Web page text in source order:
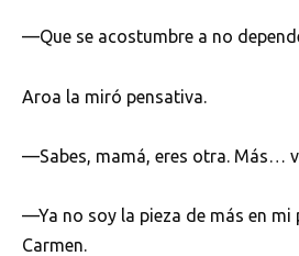
—Que se acostumbre a no
Aroa la miró pensativa.
—Sabes, mamá, eres otra. Más…
—Ya no soy la pieza de más en
Carmen.